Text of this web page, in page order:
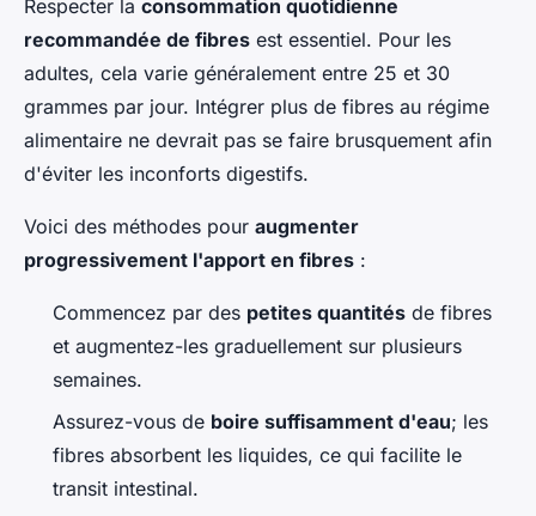
Respecter la consommation quotidienne
recommandée de fibres est essentiel. Pour les
adultes, cela varie généralement entre 25 et 30
grammes par jour. Intégrer plus de fibres au régime
alimentaire ne devrait pas se faire brusquement afin
d'éviter les inconforts digestifs.
Voici des méthodes pour augmenter
progressivement l'apport en fibres :
Commencez par des petites quantités de fibres
et augmentez-les graduellement sur plusieurs
semaines.
Assurez-vous de boire suffisamment d'eau; les
fibres absorbent les liquides, ce qui facilite le
transit intestinal.